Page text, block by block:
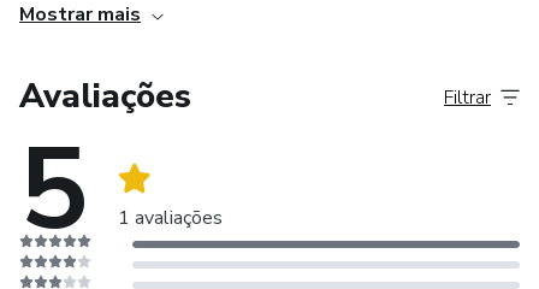
informática para formação inicial e continuada de adultos).
Mostrar mais
Avaliações
5 1 avaliações
Filtrar